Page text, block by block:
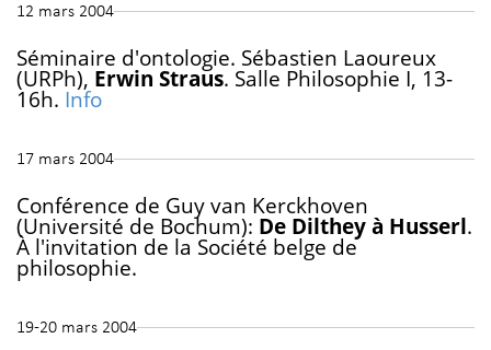
12 mars 2004
Séminaire d'ontologie. Sébastien Laoureux
(URPh), Erwin Straus. Salle Philosophie I, 13-
16h. Info
17 mars 2004
Conférence de Guy van Kerckhoven
(Université de Bochum): De Dilthey à Husserl.
À l'invitation de la Société belge de
philosophie.
19-20 mars 2004